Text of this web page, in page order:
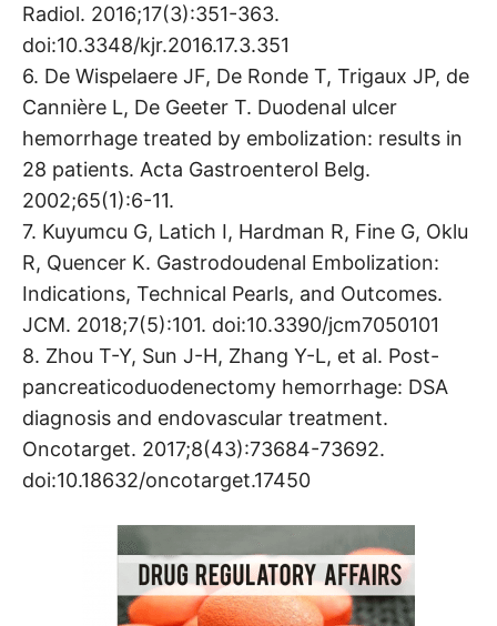
Radiol. 2016;17(3):351-363.
doi:10.3348/kjr.2016.17.3.351
6. De Wispelaere JF, De Ronde T, Trigaux JP, de
Cannière L, De Geeter T. Duodenal ulcer
hemorrhage treated by embolization: results in
28 patients. Acta Gastroenterol Belg.
2002;65(1):6-11.
7. Kuyumcu G, Latich I, Hardman R, Fine G, Oklu
R, Quencer K. Gastrodoudenal Embolization:
Indications, Technical Pearls, and Outcomes.
JCM. 2018;7(5):101. doi:10.3390/jcm7050101
8. Zhou T-Y, Sun J-H, Zhang Y-L, et al. Post-
pancreaticoduodenectomy hemorrhage: DSA
diagnosis and endovascular treatment.
Oncotarget. 2017;8(43):73684-73692.
doi:10.18632/oncotarget.17450